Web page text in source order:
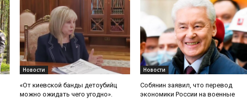
Новости
«От киевской банды детоубийц
можно ожидать чего угодно».
Новости
Собянин заявил, что перевод
экономики России на военные